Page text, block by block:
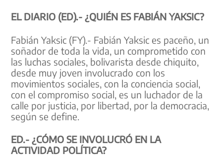
EL DIARIO (ED).- ¿QUIÉN ES FABIÁN YAKSIC?
Fabián Yaksic (FY).- Fabián Yaksic es paceño, un
soñador de toda la vida, un comprometido con
las luchas sociales, bolivarista desde chiquito,
desde muy joven involucrado con los
movimientos sociales, con la conciencia social,
con el compromiso social, es un luchador de la
calle por justicia, por libertad, por la democracia,
según se define.
ED.- ¿CÓMO SE INVOLUCRÓ EN LA
ACTIVIDAD POLÍTICA?